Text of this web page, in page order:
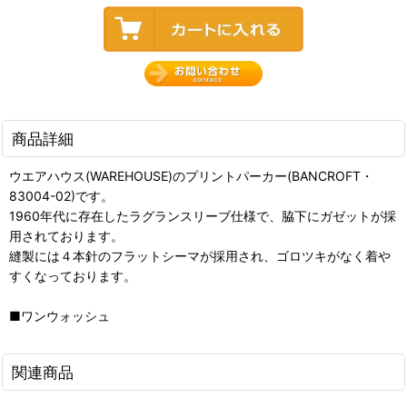
商品詳細
ウエアハウス(WAREHOUSE)のプリントパーカー(BANCROFT・
83004-02)です。
1960年代に存在したラグランスリーブ仕様で、脇下にガゼットが採
用されております。
縫製には４本針のフラットシーマが採用され、ゴロツキがなく着や
すくなっております。
■ワンウォッシュ
関連商品